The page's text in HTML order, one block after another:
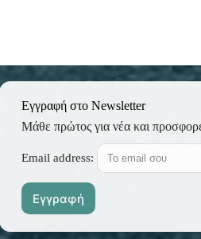
Εγγραφή στο Newsletter
Μάθε πρώτος για νέα και
Email address: